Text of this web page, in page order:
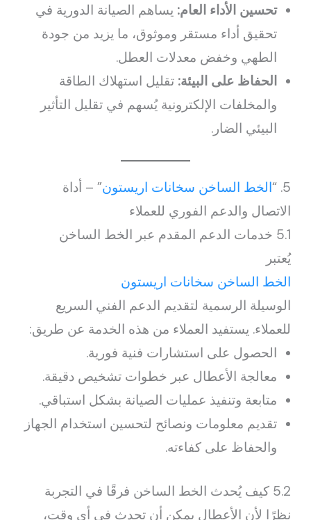
تحسين الأداء العام: يساهم الصيانة الدورية في
تحقيق أداء مستقر وموثوق، ما يزيد من جودة
الطهي وخفض معدلات العطل.
الحفاظ على البيئة: تقليل استهلاك الطاقة
والمخلفات الإلكترونية يُسهم في تقليل التأثير
البيئي الضار.
5. “ الخط الساخن سخانات اريستون” – أداة
الاتصال والدعم الفوري للعملاء
5.1 خدمات الدعم المقدم عبر الخط الساخن
يُعتبر
الخط الساخن سخانات اريستون
الوسيلة الرسمية لتقديم الدعم الفني السريع
للعملاء. يستفيد العملاء من هذه الخدمة عن طريق:
الحصول على استشارات فنية فورية.
معالجة الأعطال عبر خطوات تشخيص دقيقة.
متابعة وتنفيذ عمليات الصيانة بشكل استباقي.
تقديم معلومات ونصائح لتحسين استخدام الجهاز
والحفاظ على كفاءته.
5.2 كيف يُحدث الخط الساخن فرقًا في التجربة
نظرًا لأن الأعطال يمكن أن تحدث في أي وقت،